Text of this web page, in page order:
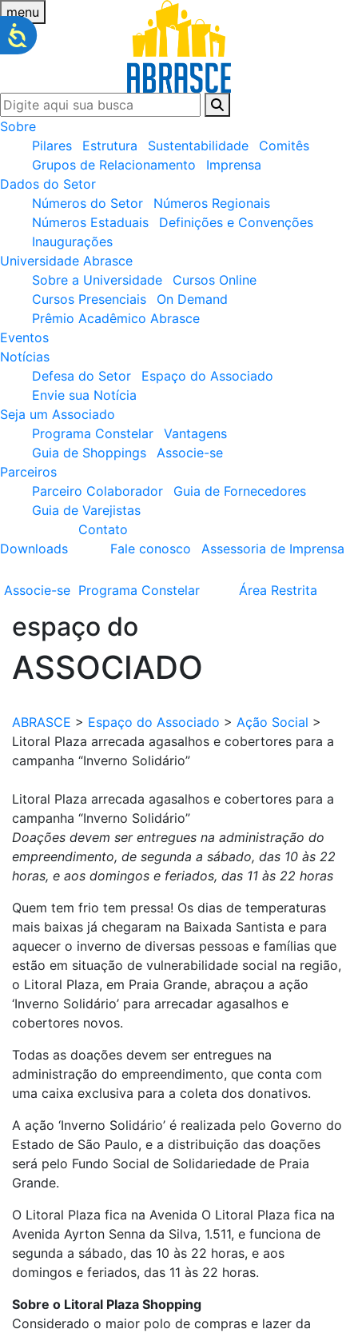
menu
Sobre
Pilares
Estrutura Sustentabilidade
Comitês
Grupos de Relacionamento
Imprensa
Dados do Setor
Números do Setor
Números Regionais
Números Estaduais
Definições e Convenções
Inaugurações
Universidade Abrasce
Sobre a Universidade
Cursos Online
Cursos Presenciais
On Demand
Prêmio Acadêmico Abrasce
Eventos
Notícias
Defesa do Setor
Espaço do Associado
Envie sua Notícia
Seja um Associado
Programa Constelar
Vantagens
Guia de Shoppings
Associe-se
Parceiros
Parceiro Colaborador
Guia de Fornecedores
Guia de Varejistas
Downloads
Contato
Fale conosco
Assessoria de Imprensa
Associe-se Programa Constelar Área Restrita
espaço do
ASSOCIADO
ABRASCE > Espaço do Associado > Ação Social >
Litoral Plaza arrecada agasalhos e cobertores para a
campanha “Inverno Solidário”
Litoral Plaza arrecada agasalhos e cobertores para a
campanha “Inverno Solidário”
Doações devem ser entregues na administração do
empreendimento, de segunda a sábado, das 10 às 22
horas, e aos domingos e feriados, das 11 às 22 horas
Quem tem frio tem pressa! Os dias de temperaturas
mais baixas já chegaram na Baixada Santista e para
aquecer o inverno de diversas pessoas e famílias que
estão em situação de vulnerabilidade social na região,
o Litoral Plaza, em Praia Grande, abraçou a ação
‘Inverno Solidário’ para arrecadar agasalhos e
cobertores novos.
Todas as doações devem ser entregues na
administração do empreendimento, que conta com
uma caixa exclusiva para a coleta dos donativos.
A ação ‘Inverno Solidário’ é realizada pelo Governo do
Estado de São Paulo, e a distribuição das doações
será pelo Fundo Social de Solidariedade de Praia
Grande.
O Litoral Plaza fica na Avenida O Litoral Plaza fica na
Avenida Ayrton Senna da Silva, 1.511, e funciona de
segunda a sábado, das 10 às 22 horas, e aos
domingos e feriados, das 11 às 22 horas.
Sobre o Litoral Plaza Shopping
Considerado o maior polo de compras e lazer da